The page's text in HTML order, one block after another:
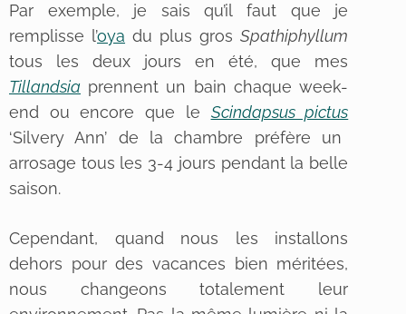
Par exemple, je sais qu’il faut que je
remplisse l’oya du plus grosSpathiphyllum
tous les deux jours en été, que mes
Tillandsia prennent un bain chaque week-
end ou encore que le Scindapsus pictus
‘Silvery Ann’ de la chambre préfère un
arrosage tous les 3-4 jours pendant la belle
saison.
Cependant, quand nous les installons
dehors pour des vacances bien méritées,
nous changeons totalement leur